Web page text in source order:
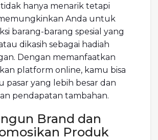
hanya menarik tetapi
Anda untuk
barang-barang spesial yang
dikasih sebagai hadiah
Dengan memanfaatkan
platform online, kamu bisa
pasar yang lebih besar dan
pendapatan tambahan.
Brand dan
Produk